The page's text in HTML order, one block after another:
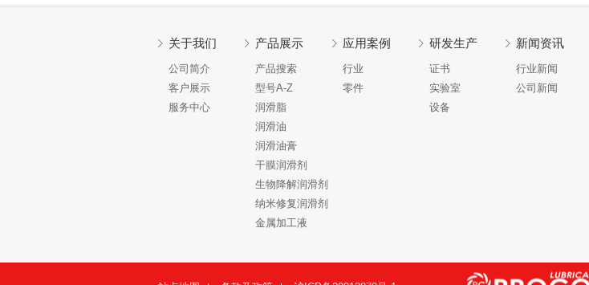
关于我们
公司简介
客户展示
服务中心
产品展示
产品搜索
型号A-Z
润滑脂
润滑油
润滑油膏
干膜润滑剂
生物降解润滑剂
纳米修复润滑剂
金属加工液
应用案例
行业
零件
研发生产
证书
实验室
设备
新闻资讯
行业新闻
公司新闻